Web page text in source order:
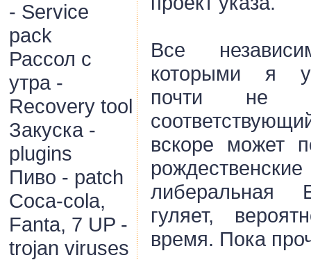
- Service
pack
Рассол с
утра -
Recovery tool
Закуска -
plugins
Пиво - patch
Coca-cola,
Fanta, 7 UP -
trojan viruses
Все
которыми я
почти не
вскоре может
либеральная
гуляет,
время. Пока